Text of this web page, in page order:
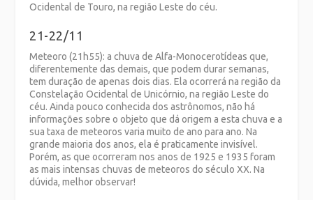
Ocidental de Touro, na região Leste do céu.
21-22/11
Meteoro (21h55): a chuva de Alfa-Monocerotídeas que,
diferentemente das demais, que podem durar semanas,
tem duração de apenas dois dias. Ela ocorrerá na região da
Constelação Ocidental de Unicórnio, na região Leste do
céu. Ainda pouco conhecida dos astrônomos, não há
informações sobre o objeto que dá origem a esta chuva e a
sua taxa de meteoros varia muito de ano para ano. Na
grande maioria dos anos, ela é praticamente invisível.
Porém, as que ocorreram nos anos de 1925 e 1935 foram
as mais intensas chuvas de meteoros do século XX. Na
dúvida, melhor observar!